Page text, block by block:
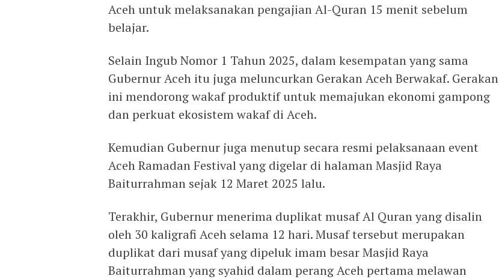
Aceh untuk melaksanakan pengajian Al-Quran 15 menit sebelum
belajar.
Selain Ingub Nomor 1 Tahun 2025, dalam kesempatan yang sama
Gubernur Aceh itu juga meluncurkan Gerakan Aceh Berwakaf. Gerakan
ini mendorong wakaf produktif untuk memajukan ekonomi gampong
dan perkuat ekosistem wakaf di Aceh.
Kemudian Gubernur juga menutup secara resmi pelaksanaan event
Aceh Ramadan Festival yang digelar di halaman Masjid Raya
Baiturrahman sejak 12 Maret 2025 lalu.
Terakhir, Gubernur menerima duplikat musaf Al Quran yang disalin
oleh 30 kaligrafi Aceh selama 12 hari. Musaf tersebut merupakan
duplikat dari musaf yang dipeluk imam besar Masjid Raya
Baiturrahman yang syahid dalam perang Aceh pertama melawan